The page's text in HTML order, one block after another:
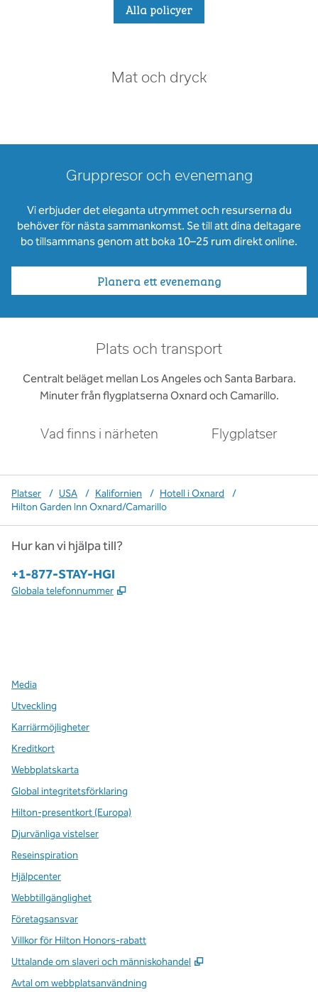
Alla policyer
Mat och dryck
Gruppresor och evenemang
Vi erbjuder det eleganta utrymmet och resurserna du
behöver för nästa sammankomst. Se till att dina deltagare
bo tillsammans genom att boka 10–25 rum direkt online.
Planera ett evenemang
Plats och transport
Centralt beläget mellan Los Angeles och Santa Barbara.
Minuter från flygplatserna Oxnard och Camarillo.
Vad finns i närheten Flygplatser
Platser / USA / Kalifornien / Hotell i Oxnard
/
Hilton Garden Inn Oxnard/Camarillo
Hur kan vi hjälpa till?
Telefon:
+1-877-STAY-HGI
Globala telefonnummer ,
Media
Utveckling
Karriärmöjligheter
Kreditkort
Webbplatskarta
Global integritetsförklaring
Hilton-presentkort (Europa)
Djurvänliga vistelser
Reseinspiration
Hjälpcenter
Webbtillgänglighet
Företagsansvar
Villkor för Hilton Honors-rabatt
Uttalande om slaveri och människohandel
,
Avtal om webbplatsanvändning